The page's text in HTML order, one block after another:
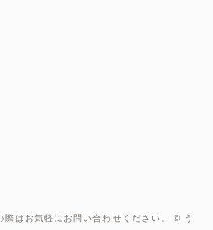
際はお気軽にお問い合わせください。 © う